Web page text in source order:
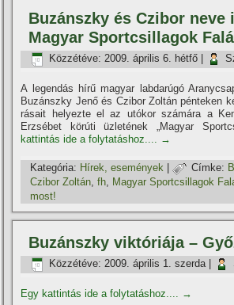
Buzánszky és Czibor
Magyar Sportcsillagok
Közzétéve: 2009. április 6. hétfő
A legendás hí­rű magyar labdarúgó
Buzánszky Jenő és Czibor Zoltán pénteken
rásait helyezte el az utókor számára a
Erzsébet körúti üzletének „Magyar
kattintás ide a folytatáshoz....
→
Kategória: Hí­rek, események | Címke:
Czibor Zoltán,fh, Magyar Sportcsillagok
most!
Buzánszky viktóriája –
Közzétéve: 2009. április 1. szerda|
Egy kattintás ide a folytatáshoz.... →